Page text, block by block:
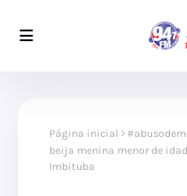
Página inicial
beija menina menor de
Imbituba